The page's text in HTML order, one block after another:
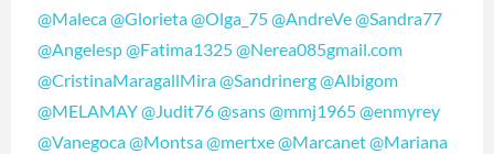
@Maleca@Glorieta@Olga_75@AndreVe@Sandra77
@Angelesp@Fatima1325@Nerea085gmail.com
@CristinaMaragallMira@Sandrinerg@Albigom
@MELAMAY@Judit76@sans@mmj1965@enmyrey
@Vanegoca@Montsa@mertxe@Marcanet@Mariana